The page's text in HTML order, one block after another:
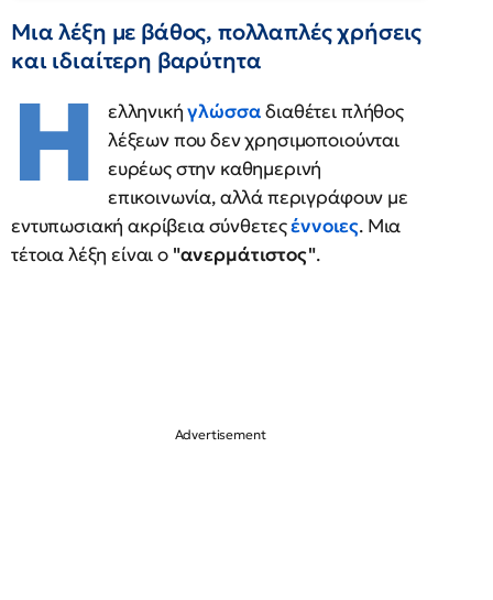
Μια λέξη με βάθος, πολλαπλές χρήσεις
και ιδιαίτερη βαρύτητα
Η ελληνικήγλώσσαδιαθέτει πλήθος
λέξεων που δεν χρησιμοποιούνται
ευρέως στην καθημερινή
επικοινωνία, αλλά περιγράφουν με
εντυπωσιακή ακρίβεια σύνθετεςέννοιες. Μια
τέτοια λέξη είναι ο "ανερμάτιστος".